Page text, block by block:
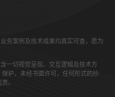
务案例及技术成果均真实可查，愿为
一切视觉呈现、交互逻辑及技术方
护，未经书面许可，任何形式的抄
。